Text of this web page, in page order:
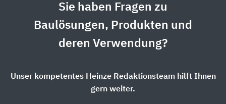
Sie haben Fragen zu
Baulösungen, Produkten und
deren Verwendung?
Unser kompetentes Heinze Redaktionsteam hilft Ihnen
gern weiter.